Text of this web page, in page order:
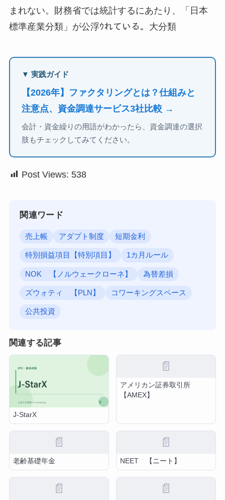
まれない。財務省では統計するにあたり、「日本
標準産業分類」が公浮ｳれている。大分類
▼ 実践ガイド
【2026年】ファクタリングとは？仕組みと
注意点、資金調達サービス3社比較 →
会計・資金繰りの用語がわかったら、資金調達の選択
肢もチェックしてみてください。
Post Views: 538
関連ワード
売上帳 アダプト制度 短期金利
特別損益項目【特別項目】 1カ月ルール
NOK 【ノルウェークローネ】 為替差損
ズウォティ 【PLN】 コワーキングスペース
公共投資
関連する記事
J-StarX
📄
アメリカン証券取引所
【AMEX】
📄
老齢基礎年金
📄
NEET 【ニート】
📄 📄